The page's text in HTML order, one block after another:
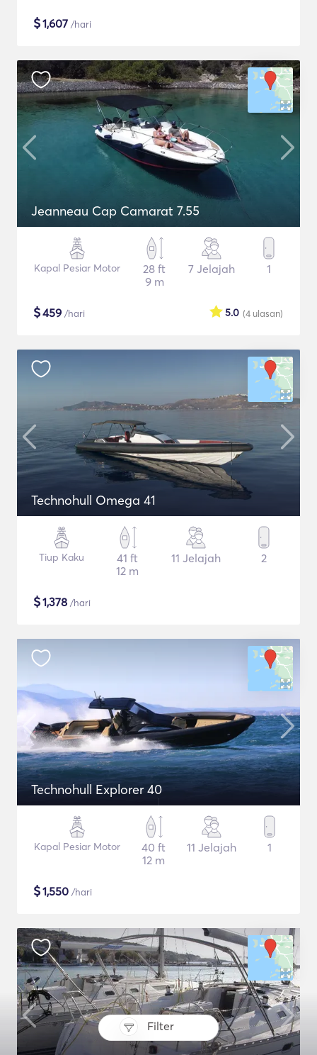
Filter
$1,607 /hari
Jeanneau Cap Camarat 7.55
Kapal Pesiar Motor
28 ft
9 m
7 Jelajah 1
$459 /hari (4 ulasan)
5.0
Technohull Omega 41
Tiup Kaku
41 ft
12 m
11 Jelajah 2
$1,378 /hari
Technohull Explorer 40
Kapal Pesiar Motor
40 ft
12 m
11 Jelajah 1
$1,550 /hari